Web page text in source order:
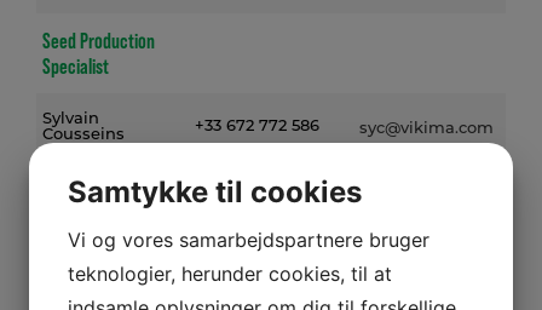
Seed Production
Specialist
Sylvain
Cousseins
+33 672 772 586 syc@vikima.com
Executive Assistant
Blandine Mateos +33 668 783 969 blm@vikima.com
Samtykke til cookies
Vi og vores samarbejdspartnere bruger
teknologier, herunder cookies, til at